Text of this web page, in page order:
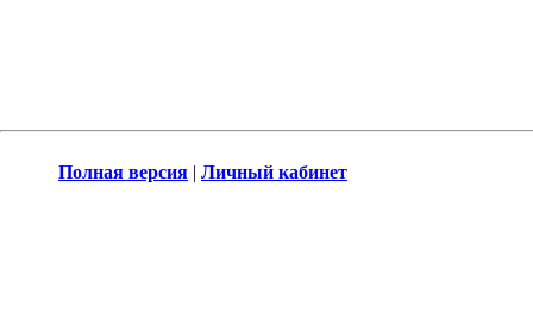
Полная версия | Личный кабинет